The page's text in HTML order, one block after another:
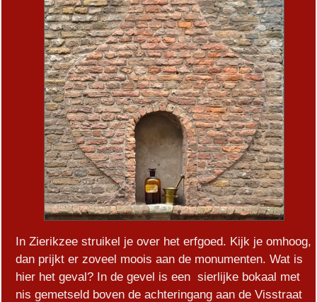
In Zierikzee struikel je over het erfgoed. Kijk je omhoog,
dan prijkt er zoveel moois aan de monumenten. Wat is
hier het geval? In de gevel is een sierlijke bokaal met
nis gemetseld boven de achteringang aan de Visstraat